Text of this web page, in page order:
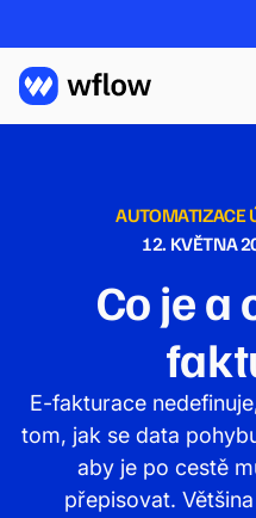
AUTOMATIZACE
12. KVĚTNA
Co je a
E-fakturace
tom, jak se data
aby je po cestě
přepisovat.